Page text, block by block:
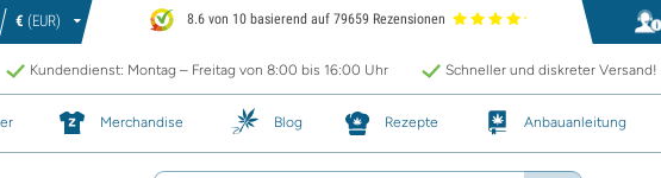
€ (EUR) 8.6 von 10 basierend auf 79659 Rezensionen
Kundendienst: Montag – Freitag von 8:00 bis 16:00 Uhr Schneller und diskreter Versand!
Merchandise Blog Rezepte Anbauanleitung